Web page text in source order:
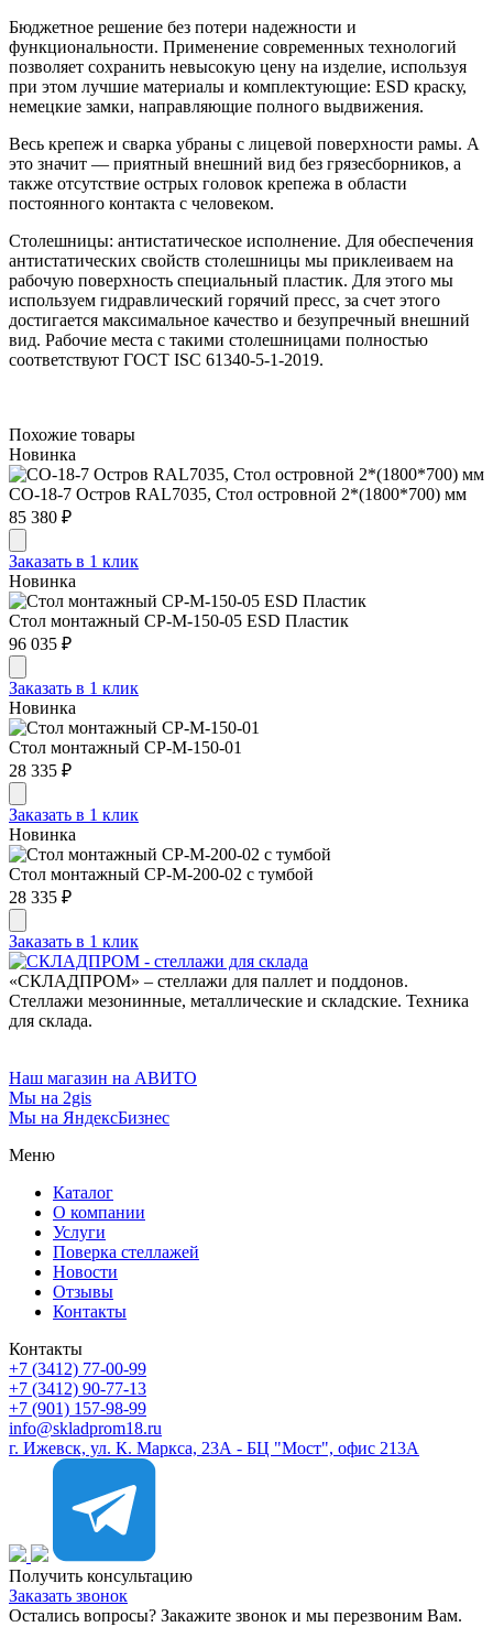
Бюджетное решение без потери надежности и
функциональности. Применение современных технологий
позволяет сохранить невысокую цену на изделие, используя
при этом лучшие материалы и комплектующие: ESD краску,
немецкие замки, направляющие полного выдвижения.
Весь крепеж и сварка убраны с лицевой поверхности рамы. А
это значит — приятный внешний вид без грязесборников, а
также отсутствие острых головок крепежа в области
постоянного контакта с человеком.
Столешницы: антистатическое исполнение. Для обеспечения
антистатических свойств столешницы мы приклеиваем на
рабочую поверхность специальный пластик. Для этого мы
используем гидравлический горячий пресс, за счет этого
достигается максимальное качество и безупречный внешний
вид. Рабочие места с такими столешницами полностью
соответствуют ГОСТ ISC 61340-5-1-2019.
Похожие товары
Новинка
СО-18-7 Остров RAL7035, Стол островной 2*(1800*700) мм
85 380 ₽
Заказать в 1 клик
Новинка
Стол монтажный СР-М-150-05 ESD Пластик
96 035 ₽
Заказать в 1 клик
Новинка
Стол монтажный СР-М-150-01
28 335 ₽
Заказать в 1 клик
Новинка
Стол монтажный СР-М-200-02 с тумбой
28 335 ₽
Заказать в 1 клик
«СКЛАДПРОМ» – стеллажи для паллет и поддонов.
Стеллажи мезонинные, металлические и складские. Техника
для склада.
Наш магазин на АВИТО
Мы на 2gis
Мы на ЯндексБизнес
Меню
Каталог
О компании
Услуги
Поверка cтеллажей
Новости
Отзывы
Контакты
Контакты
+7 (3412) 77-00-99
+7 (3412) 90-77-13
+7 (901) 157-98-99
info@skladprom18.ru
г. Ижевск, ул. К. Маркса, 23А - БЦ "Мост", офис 213А
Получить консультацию
Заказать звонок
Остались вопросы? Закажите звонок и мы перезвоним Вам.